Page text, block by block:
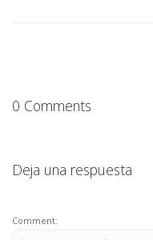
0 Comments
Deja una respuesta
Comment: